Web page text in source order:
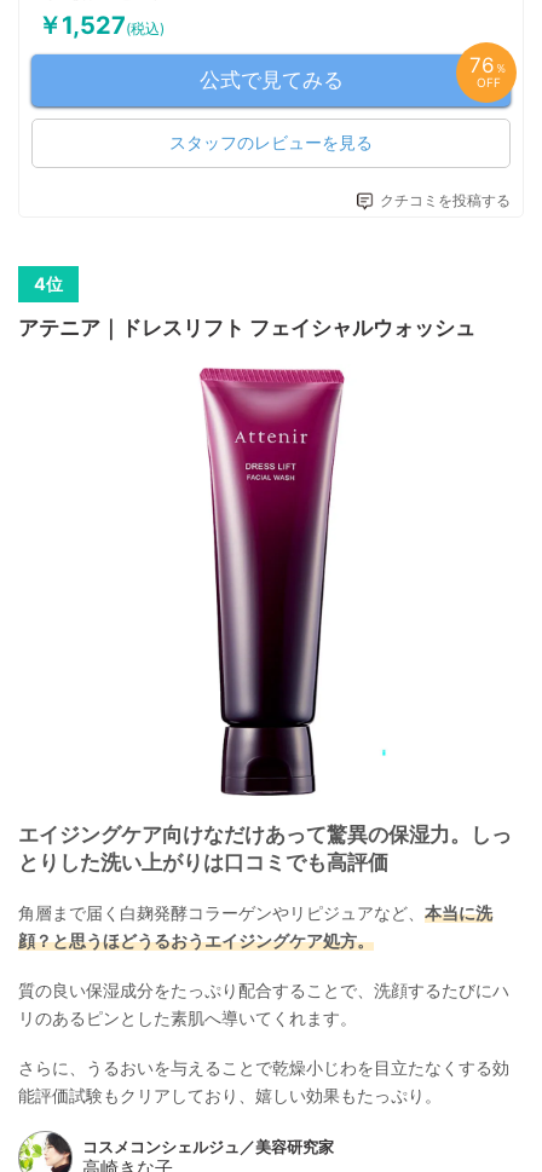
￥1,527(税込)
公式で見てみる
76 ％
OFF
スタッフのレビューを見る
クチコミを投稿する
アテニア｜ドレスリフト フェイシャルウォッシュ
エイジングケア向けなだけあって驚異の保湿力。しっ
とりした洗い上がりは口コミでも高評価
角層まで届く白麹発酵コラーゲンやリピジュアなど、 本当に洗
顔？と思うほどうるおうエイジングケア処方。
質の良い保湿成分をたっぷり配合することで、洗顔するたびにハ
リのあるピンとした素肌へ導いてくれます。
さらに、うるおいを与えることで乾燥小じわを目立たなくする効
能評価試験もクリアしており、嬉しい効果もたっぷり。